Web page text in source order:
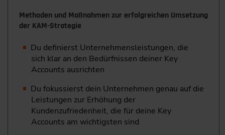
Methoden und Maßnahmen zur erfolgreichen Umsetzung
der KAM-Strategie
Du definierst Unternehmensleistungen, die
sich klar an den Bedürfnissen deiner Key
Accounts ausrichten
Du fokussierst dein Unternehmen genau auf die
Leistungen zur Erhöhung der
Kundenzufriedenheit, die für deine Key
Accounts am wichtigsten sind